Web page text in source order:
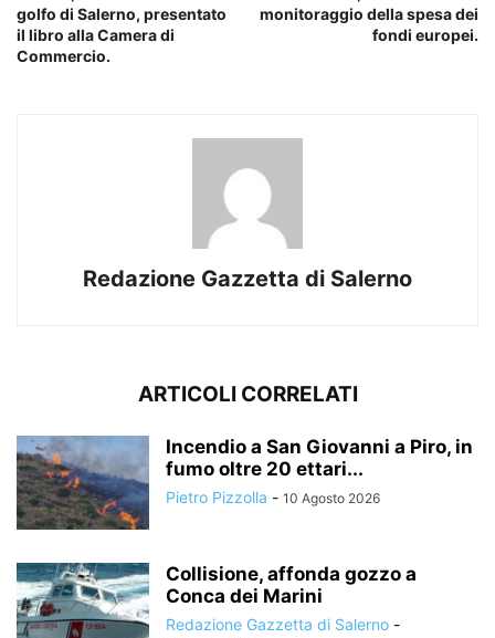
golfo di Salerno, presentato
il libro alla Camera di
Commercio.
monitoraggio della spesa dei
fondi europei.
Redazione Gazzetta di Salerno
ARTICOLI CORRELATI
Incendio a San Giovanni a Piro, in
fumo oltre 20 ettari...
Pietro Pizzolla - 10 Agosto 2026
Collisione, affonda gozzo a
Conca dei Marini
Redazione Gazzetta di Salerno -